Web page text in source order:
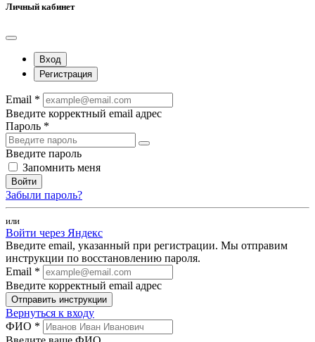
Личный кабинет
Вход
Регистрация
Email *
Введите корректный email адрес
Пароль *
Введите пароль
Запомнить меня
Войти
Забыли пароль?
или
Войти через Яндекс
Введите email, указанный при регистрации. Мы отправим
инструкции по восстановлению пароля.
Email *
Введите корректный email адрес
Отправить инструкции
Вернуться к входу
ФИО *